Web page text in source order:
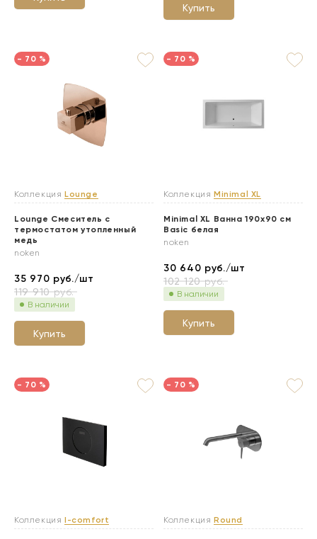
Купить
- 70 %
Коллекция Lounge
Lounge Смеситель с
термостатом утопленный
медь
noken
35 970 руб./шт
119 910руб.
В наличии
Купить
- 70 %
Коллекция Minimal XL
Minimal XL Ванна 190х90 см
Basic белая
noken
30 640 руб./шт
102 120руб.
В наличии
Купить
- 70 %
Коллекция I-comfort
- 70 %
Коллекция Round